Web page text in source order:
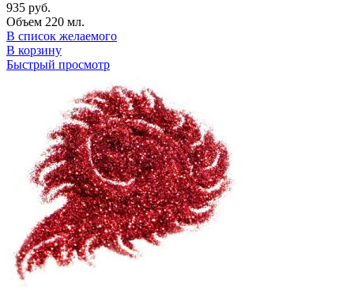
935 руб.
Объем 220 мл.
В список желаемого
В корзину
Быстрый просмотр